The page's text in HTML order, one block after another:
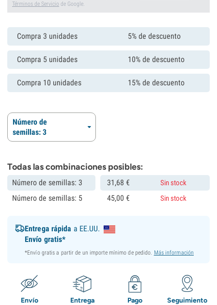
Términos de Servicio de Google.
Compra 3 unidades 5% de descuento
Compra 5 unidades 10% de descuento
Compra 10 unidades 15% de descuento
Número de
semillas: 3
Todas las combinaciones posibles:
Número de semillas: 3 31,68 € Sin stock
Número de semillas: 5 45,00 € Sin stock
Entrega rápida a EE.UU.
Envío gratis*
*Envío gratis a partir de un importe mínimo de pedido. Más información
Envío
Entrega
Pago
Seguimiento